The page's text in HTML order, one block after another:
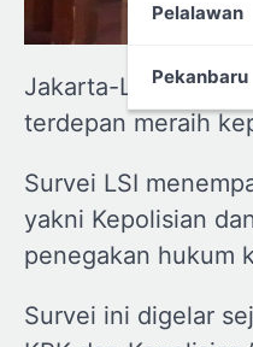
Pelalawan
Pekanbaru
Jakarta-Lembaga
terdepan meraih
Survei LSI
yakni Kepolisian
penegakan hukum
Survei ini digelar